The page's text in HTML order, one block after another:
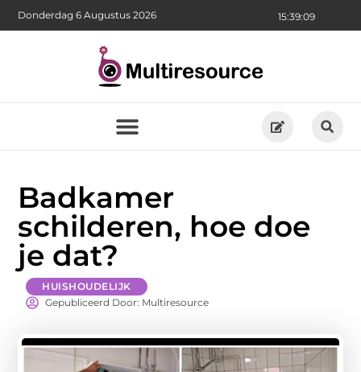
15:39:10
Donderdag 6 Augustus 2026
Badkamer
schilderen, hoe doe
je dat?
HUISHOUDELIJK
Gepubliceerd Door: Multiresource